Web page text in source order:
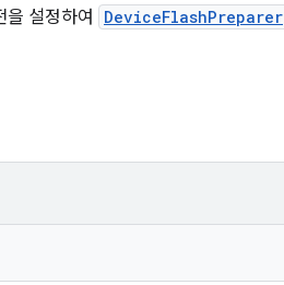
을 설정하여 DeviceFlashPreparer